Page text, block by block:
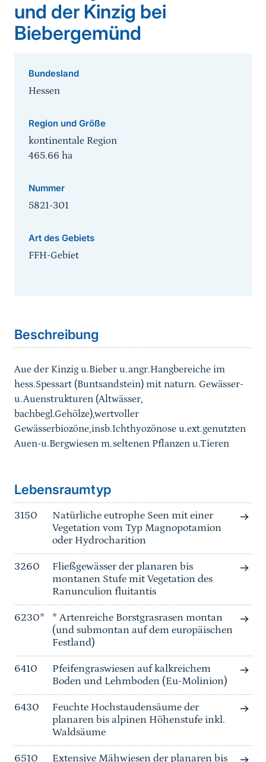
und der Kinzig bei
Biebergemünd
Bundesland
Hessen
Region und Größe
kontinentale Region
465.66 ha
Nummer
5821-301
Art des Gebiets
FFH-Gebiet
Beschreibung
Aue der Kinzig u.Bieber u.angr.Hangbereiche im
hess.Spessart (Buntsandstein) mit naturn. Gewässer-
u.Auenstrukturen (Altwässer,
bachbegl.Gehölze),wertvoller
Gewässerbiozöne,insb.Ichthyozönose u.ext.genutzten
Auen-u.Bergwiesen m.seltenen Pflanzen u.Tieren
Lebensraumtyp
3150
Natürliche eutrophe Seen mit einer
Vegetation vom Typ Magnopotamion
oder Hydrocharition
3260
Fließgewässer der planaren bis
montanen Stufe mit Vegetation des
Ranunculion fluitantis
6230*
* Artenreiche Borstgrasrasen montan
(und submontan auf dem europäischen
Festland)
6410
Pfeifengraswiesen auf kalkreichem
Boden und Lehmboden (Eu-Molinion)
6430
Feuchte Hochstaudensäume der
planaren bis alpinen Höhenstufe inkl.
Waldsäume
6510
Extensive Mähwiesen der planaren bis